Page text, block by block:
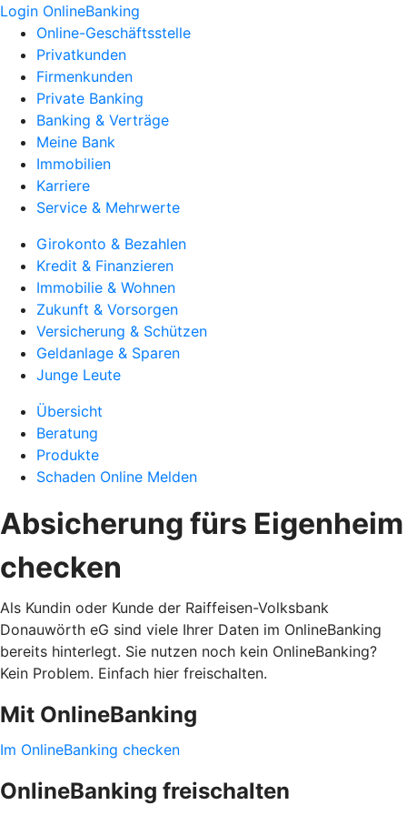
Login OnlineBanking
Online-Geschäftsstelle
Privatkunden
Firmenkunden
Private Banking
Banking & Verträge
Meine Bank
Immobilien
Karriere
Service & Mehrwerte
Girokonto & Bezahlen
Kredit & Finanzieren
Immobilie & Wohnen
Zukunft & Vorsorgen
Versicherung & Schützen
Geldanlage & Sparen
Junge Leute
Übersicht
Beratung
Produkte
Schaden Online Melden
Absicherung fürs Eigenheim
checken
Als Kundin oder Kunde der Raiffeisen-Volksbank
Donauwörth eG sind viele Ihrer Daten im OnlineBanking
bereits hinterlegt. Sie nutzen noch kein OnlineBanking?
Kein Problem. Einfach hier freischalten.
Mit OnlineBanking
Im OnlineBanking checken
OnlineBanking freischalten